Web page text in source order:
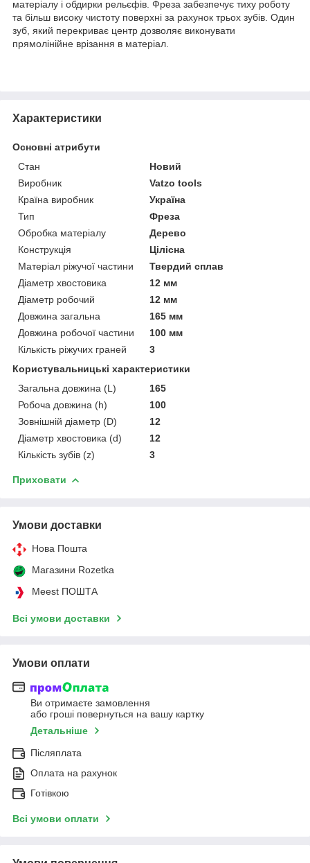
матеріалу і обдирки рельєфів. Фреза забезпечує тиху роботу
та більш високу чистоту поверхні за рахунок трьох зубів. Один
зуб, який перекриває центр дозволяє виконувати
прямолінійне врізання в матеріал.
Характеристики
Основні атрибути
Стан
Новий
Виробник
Vatzo tools
Країна виробник
Україна
Тип
Фреза
Обробка матеріалу
Дерево
Конструкція
Цілісна
Матеріал ріжучої частини
Твердий сплав
Діаметр хвостовика
12 мм
Діаметр робочий
12 мм
Довжина загальна
165 мм
Довжина робочої частини
100 мм
Кількість ріжучих граней
3
Користувальницькі характеристики
Загальна довжина (L)
165
Робоча довжина (h)
100
Зовнішній діаметр (D)
12
Діаметр хвостовика (d)
12
Кількість зубів (z)
3
Приховати
Умови доставки
Нова Пошта
Магазини Rozetka
Meest ПОШТА
Всі умови доставки
Умови оплати
Ви отримаєте замовлення
або гроші повернуться на вашу картку
Детальніше
Післяплата
Оплата на рахунок
Готівкою
Всі умови оплати